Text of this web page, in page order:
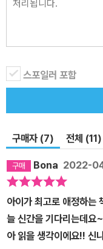
스포일러 포함
구매자 (7) 전체 (11)
Bona 2022-
아이가 최고로 애정하는
늘 신간을 기다리는데요
아 읽을 생각이에요!! 신